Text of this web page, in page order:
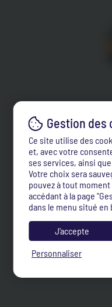
Ce site utilise des
et, avec votre
ses services, ainsi
Votre choix sera
pouvez à tout
accédant à la page
dans le menu situé en
J’accepte
Personnaliser